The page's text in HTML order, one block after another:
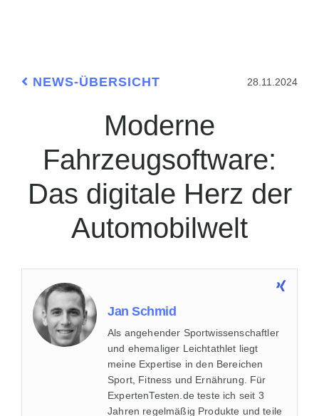
NEWS-ÜBERSICHT 28.11.2024
Moderne
Fahrzeugsoftware:
Das digitale Herz der
Automobilwelt
Jan Schmid
Als angehender Sportwissenschaftler
und ehemaliger Leichtathlet liegt
meine Expertise in den Bereichen
Sport, Fitness und Ernährung. Für
ExpertenTesten.de teste ich seit 3
Jahren regelmäßig Produkte und teile